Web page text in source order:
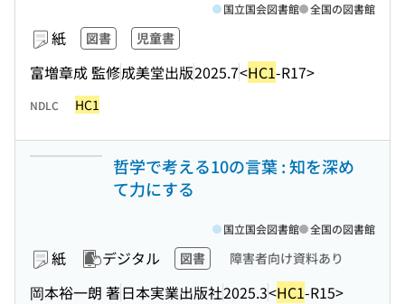
紙 図書 児童書
富増章成 監修成美堂出版2025.7<HC1-R17>
国立国会図書館 全国の図書館
NDLC HC1
哲学で考える10の言葉 : 知を深め
て力にする
紙 デジタル 図書 障害者向け資料あり
岡本裕一朗 著日本実業出版社2025.3<HC1-R15>
国立国会図書館 全国の図書館